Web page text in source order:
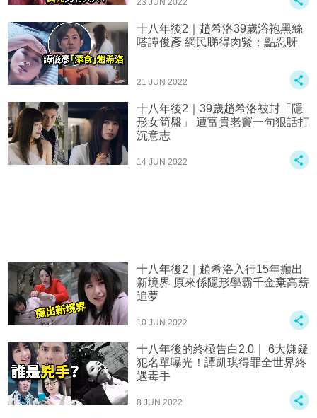
23 JUN 2022
十八年後2｜趙希洛39歲浴袍黑絲
嗒譚俊彥 網民睇得肉緊：點忍呀
21 JUN 2022
十八年後2｜39歲趙希洛被封「隱
形女筍盤」 遭富貴老竇一句狠話打
沉意志
14 JUN 2022
十八年後2｜趙希洛入行15年癲出
新境界 原來係隱形學霸千金棄高薪
追夢
10 JUN 2022
十八年後的終極告白2.0｜ 6大嫌疑
犯名單曝光！譚凱琪得罪全世界終
遇毒手
8 JUN 2022